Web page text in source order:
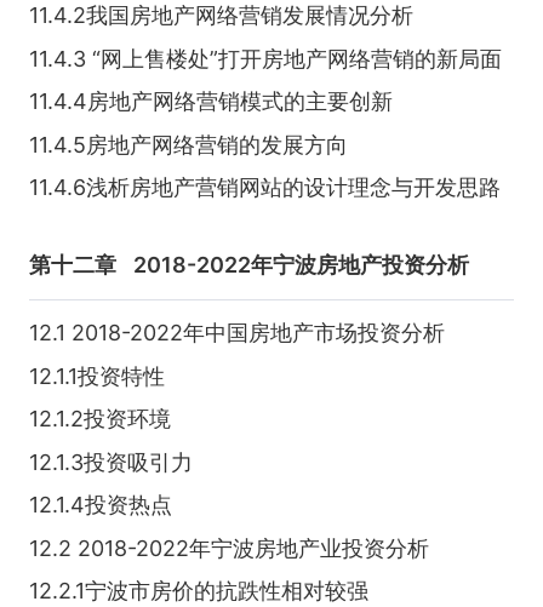
11.4.2我国房地产网络营销发展情况分析
11.4.3 “网上售楼处”打开房地产网络营销的新局面
11.4.4房地产网络营销模式的主要创新
11.4.5房地产网络营销的发展方向
11.4.6浅析房地产营销网站的设计理念与开发思路
第十二章 2018-2022年宁波房地产投资分析
12.1 2018-2022年中国房地产市场投资分析
12.1.1投资特性
12.1.2投资环境
12.1.3投资吸引力
12.1.4投资热点
12.2 2018-2022年宁波房地产业投资分析
12.2.1宁波市房价的抗跌性相对较强